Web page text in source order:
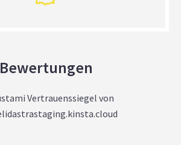
Bewertungen